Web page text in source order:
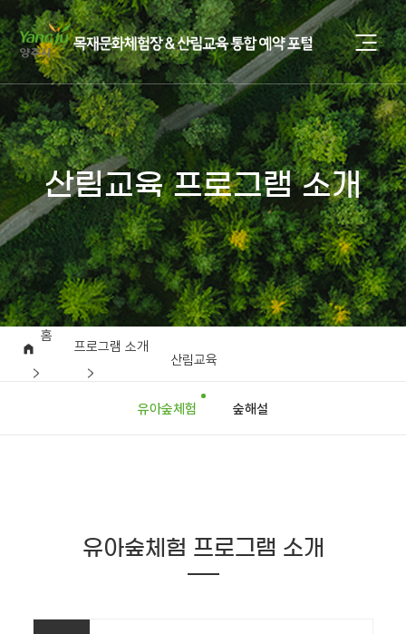
산림교육 프로그램 소개
홈
프로그램 소개
산림교육
유아숲체험 숲해설
유아숲체험 프로그램 소개